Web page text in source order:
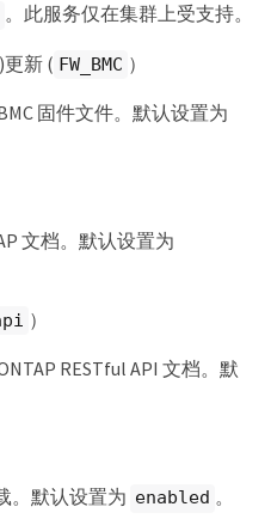
。此服务仅在集群上受支持。
新 ( FW_BMC ）
固件文件。默认设置为
文档。默认设置为
）
RESTful API 文档。默
。默认设置为 enabled 。